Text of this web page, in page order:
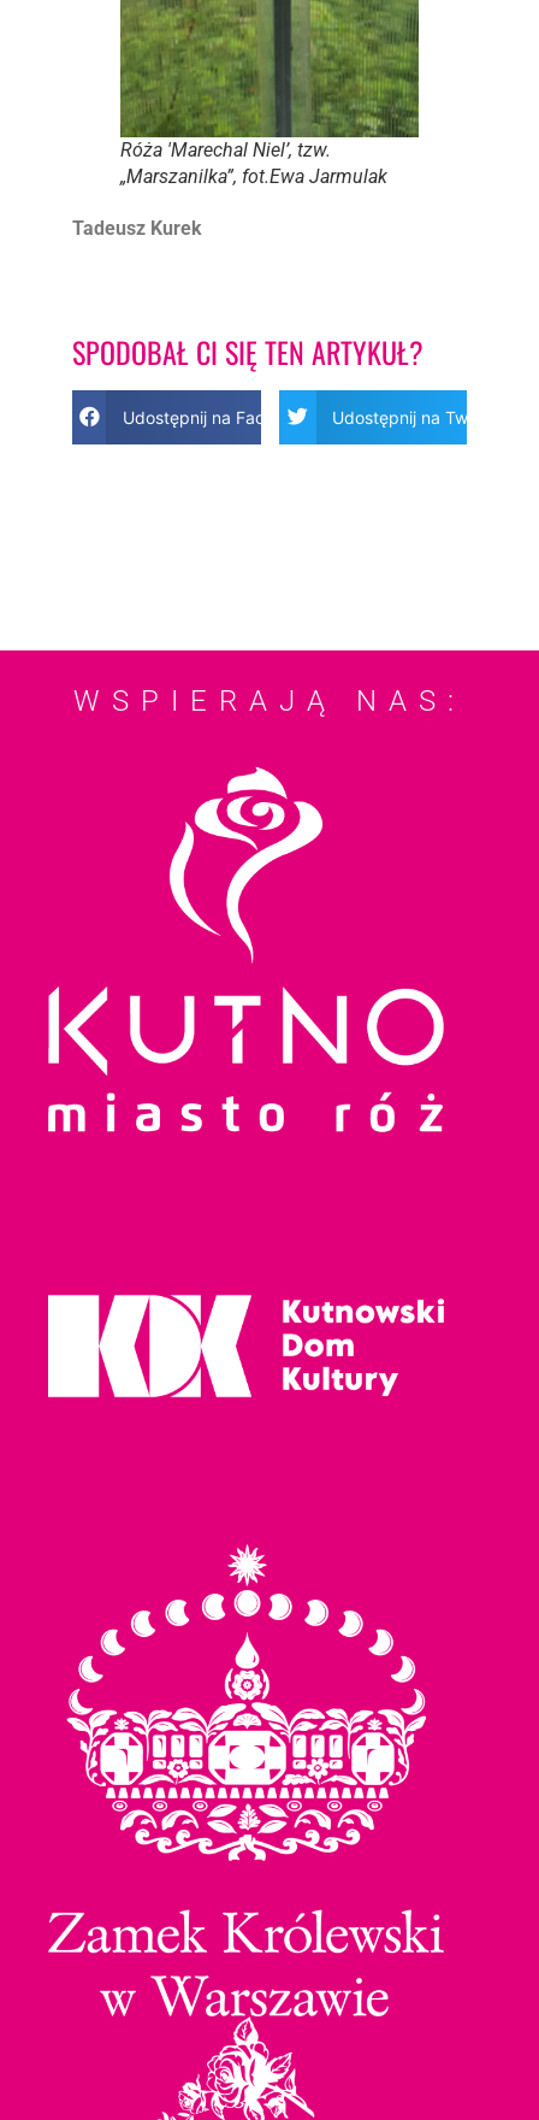
Róża 'Marechal Niel’, tzw.
„Marszanilka”, fot.Ewa Jarmulak
Tadeusz Kurek
SPODOBAŁ CI SIĘ TEN ARTYKUŁ?
Udostępnij na Facebook Udostępnij na Twitter
WSPIERAJĄ NAS: